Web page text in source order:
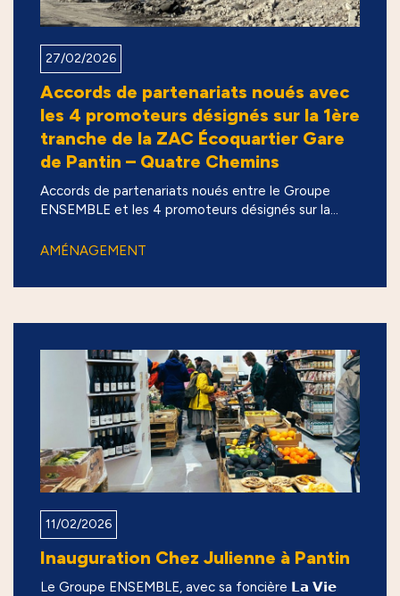
27/02/2026
Accords de partenariats noués avec
les 4 promoteurs désignés sur la 1ère
tranche de la ZAC Écoquartier Gare
de Pantin – Quatre Chemins
Accords de partenariats noués entre le Groupe
ENSEMBLE et les 4 promoteurs désignés sur la...
AMÉNAGEMENT
11/02/2026
Inauguration Chez Julienne à Pantin
Le Groupe ENSEMBLE, avec sa foncière 𝗟𝗮 𝗩𝗶𝗲